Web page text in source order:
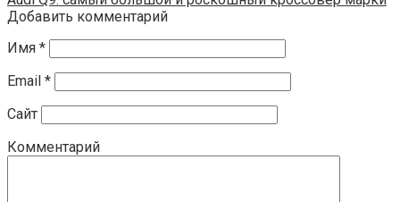
Добавить комментарий
Имя *
Email *
Сайт
Комментарий